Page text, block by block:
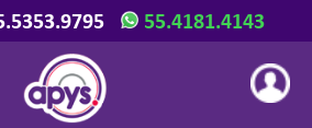
55.4181.4143